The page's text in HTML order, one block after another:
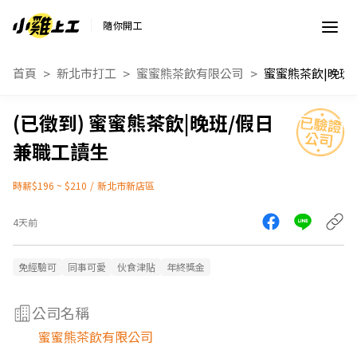
隨你開工
首頁 新北市打工 蜜蜜熊茶飲有限公司
蜜蜜熊茶飲|晚班/假日
兼職工讀生
時薪$196 ~ $210 / 新北市新店區
4天前
免經驗可 同事可愛 伙食津貼 年終獎金
公司名稱
蜜蜜熊茶飲有限公司